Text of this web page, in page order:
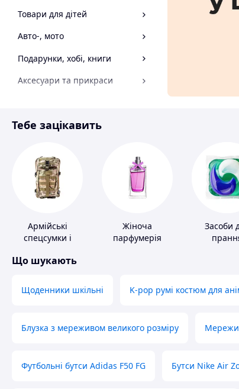
Товари для дітей
Авто-, мото
Подарунки, хобі, книги
Аксесуари та прикраси
Спорт і відпочинок
Тебе зацікавить
Армійські
спецсумки і
Жіноча
парфумерія
Засоби
Що шукають
Щоденники шкільні K-pop румі костюм для
Блузка з мереживом великого розміру
Футбольні бутси Adidas F50 FG Бутси Nike Air